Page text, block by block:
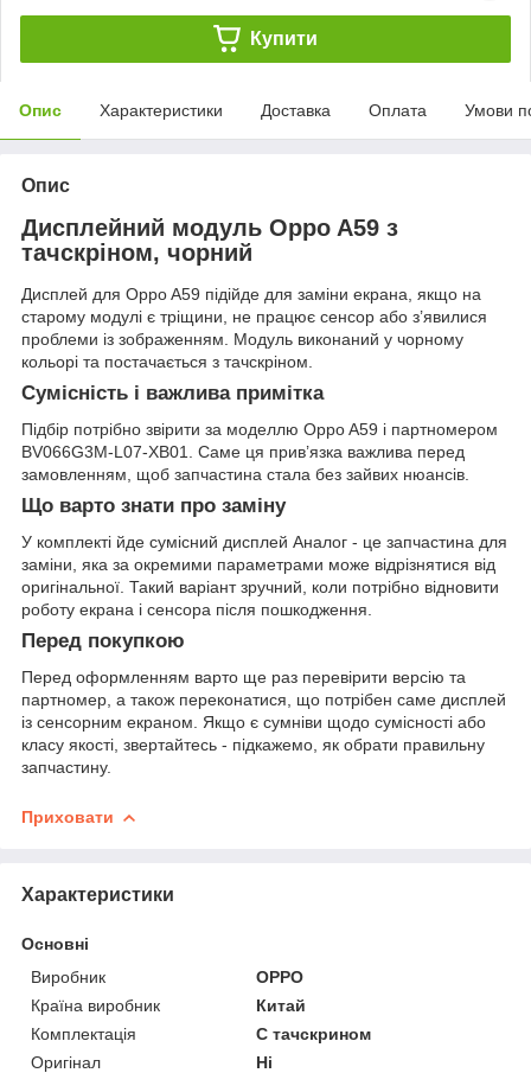
Купити
Опис Характеристики Доставка Оплата Умови
Опис
Дисплейний модуль Oppo A59 з
тачскріном, чорний
Дисплей для Oppo A59 підійде для заміни екрана, якщо на
старому модулі є тріщини, не працює сенсор або з’явилися
проблеми із зображенням. Модуль виконаний у чорному
кольорі та постачається з тачскріном.
Сумісність і важлива примітка
Підбір потрібно звірити за моделлю Oppo A59 і партномером
BV066G3M-L07-XB01. Саме ця прив’язка важлива перед
замовленням, щоб запчастина стала без зайвих нюансів.
Що варто знати про заміну
У комплекті йде сумісний дисплей Аналог - це запчастина для
заміни, яка за окремими параметрами може відрізнятися від
оригінальної. Такий варіант зручний, коли потрібно відновити
роботу екрана і сенсора після пошкодження.
Перед покупкою
Перед оформленням варто ще раз перевірити версію та
партномер, а також переконатися, що потрібен саме дисплей
із сенсорним екраном. Якщо є сумніви щодо сумісності або
класу якості, звертайтесь - підкажемо, як обрати правильну
запчастину.
Приховати
Характеристики
Основні
Виробник
OPPO
Країна виробник
Китай
Комплектація
С тачскрином
Оригінал
Ні